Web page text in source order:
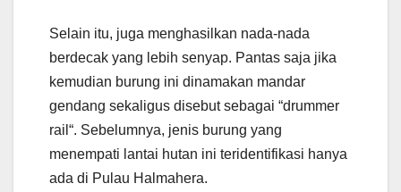
Selain itu, juga menghasilkan nada-nada
berdecak yang lebih senyap. Pantas saja jika
kemudian burung ini dinamakan mandar
gendang sekaligus disebut sebagai “drummer
rail“. Sebelumnya, jenis burung yang
menempati lantai hutan ini teridentifikasi hanya
ada di Pulau Halmahera.